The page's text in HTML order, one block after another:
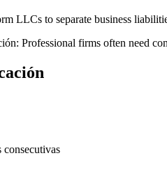
LLCs to separate business
Professional firms often need
consecutivas